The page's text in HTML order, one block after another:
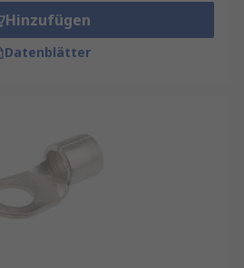
Hinzufügen
Datenblätter